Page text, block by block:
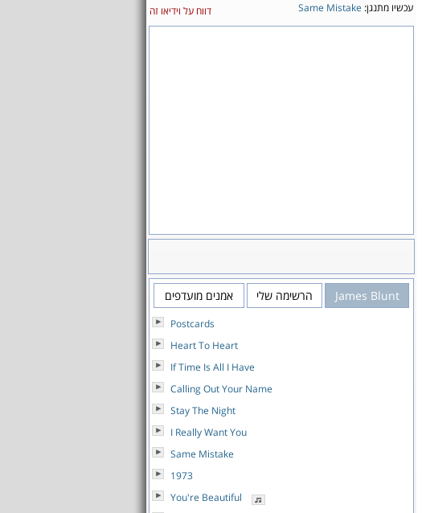
עכשיו מתנגן: Same Mistake דווח על וידיאו זה
James Blunt הרשימה שלי אמנים מועדפים
Postcards
Heart To Heart
If Time Is All I Have
Calling Out Your Name
Stay The Night
I Really Want You
Same Mistake
1973
You're Beautiful